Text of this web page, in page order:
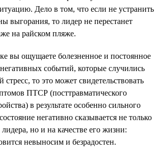
Дело в том, что если не устранить
выгорания, то лидер не перестанет
на райском пляже.
вы ощущаете болезненное и постоянное
событий, которые случились
то это может свидетельствовать
ПТСР (посттравматического
в результате особенно сильного
негативно сказывается не только
но и на качестве его жизни:
невыносим и безрадостен.